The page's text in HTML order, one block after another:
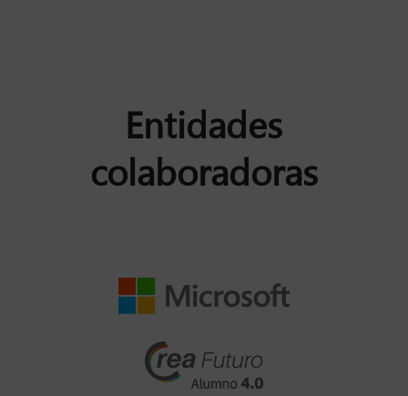
Entidades
colaboradoras